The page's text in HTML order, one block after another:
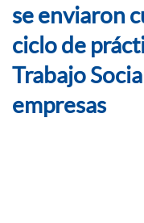
se enviaron
ciclo de
Trabajo
empresas